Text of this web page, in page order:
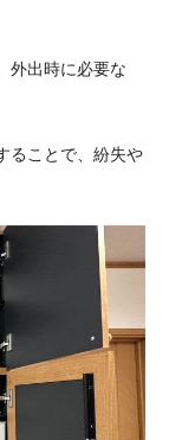
外出時に必要な
ることで、紛失や